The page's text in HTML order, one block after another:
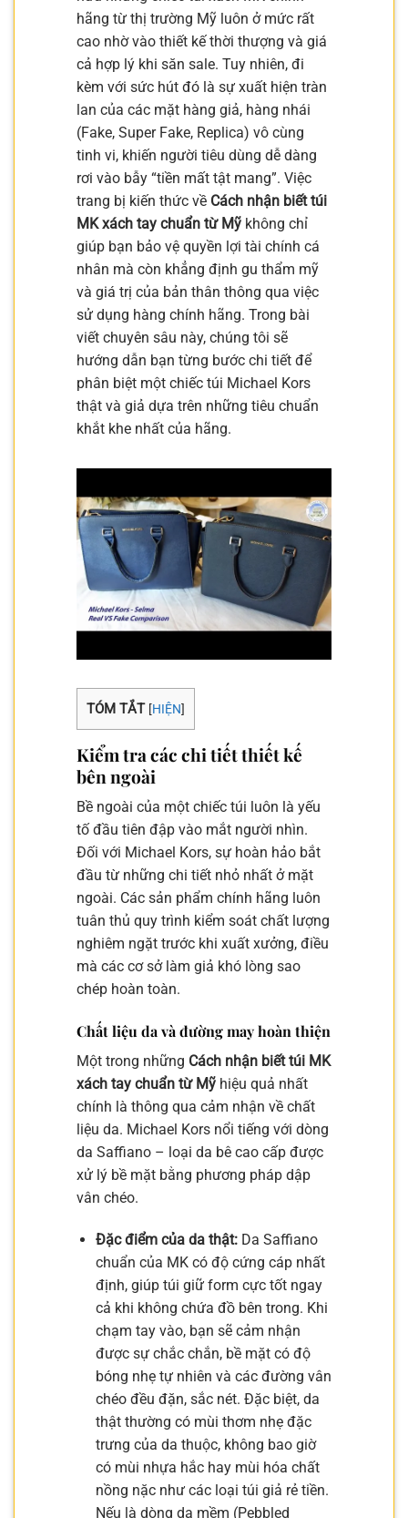
hãng từ thị trường Mỹ luôn ở mức rất
cao nhờ vào thiết kế thời thượng và giá
cả hợp lý khi săn sale. Tuy nhiên, đi
kèm với sức hút đó là sự xuất hiện tràn
lan của các mặt hàng giả, hàng nhái
(Fake, Super Fake, Replica) vô cùng
tinh vi, khiến người tiêu dùng dễ dàng
rơi vào bẫy “tiền mất tật mang”. Việc
trang bị kiến thức về Cách nhận biết túi
MK xách tay chuẩn từ Mỹ không chỉ
giúp bạn bảo vệ quyền lợi tài chính cá
nhân mà còn khẳng định gu thẩm mỹ
và giá trị của bản thân thông qua việc
sử dụng hàng chính hãng. Trong bài
viết chuyên sâu này, chúng tôi sẽ
hướng dẫn bạn từng bước chi tiết để
phân biệt một chiếc túi Michael Kors
thật và giả dựa trên những tiêu chuẩn
khắt khe nhất của hãng.
TÓM TẮT [HIỆN]
Kiểm tra các chi tiết thiết kế
bên ngoài
Bề ngoài của một chiếc túi luôn là yếu
tố đầu tiên đập vào mắt người nhìn.
Đối với Michael Kors, sự hoàn hảo bắt
đầu từ những chi tiết nhỏ nhất ở mặt
ngoài. Các sản phẩm chính hãng luôn
tuân thủ quy trình kiểm soát chất lượng
nghiêm ngặt trước khi xuất xưởng, điều
mà các cơ sở làm giả khó lòng sao
chép hoàn toàn.
Chất liệu da và đường may hoàn thiện
Một trong những Cách nhận biết túi MK
xách tay chuẩn từ Mỹ hiệu quả nhất
chính là thông qua cảm nhận về chất
liệu da. Michael Kors nổi tiếng với dòng
da Saffiano – loại da bê cao cấp được
xử lý bề mặt bằng phương pháp dập
vân chéo.
Đặc điểm của da thật:Da Saffiano
chuẩn của MK có độ cứng cáp nhất
định, giúp túi giữ form cực tốt ngay
cả khi không chứa đồ bên trong. Khi
chạm tay vào, bạn sẽ cảm nhận
được sự chắc chắn, bề mặt có độ
bóng nhẹ tự nhiên và các đường vân
chéo đều đặn, sắc nét. Đặc biệt, da
thật thường có mùi thơm nhẹ đặc
trưng của da thuộc, không bao giờ
có mùi nhựa hắc hay mùi hóa chất
nồng nặc như các loại túi giả rẻ tiền.
Nếu là dòng da mềm (Pebbled